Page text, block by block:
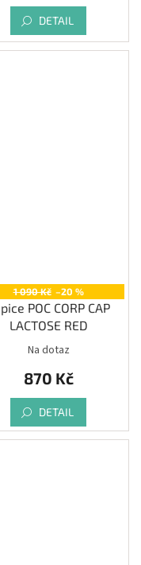
DETAIL
1 090 Kč –20 %
POC CORP CAP
LACTOSE RED
Na dotaz
870 Kč
DETAIL